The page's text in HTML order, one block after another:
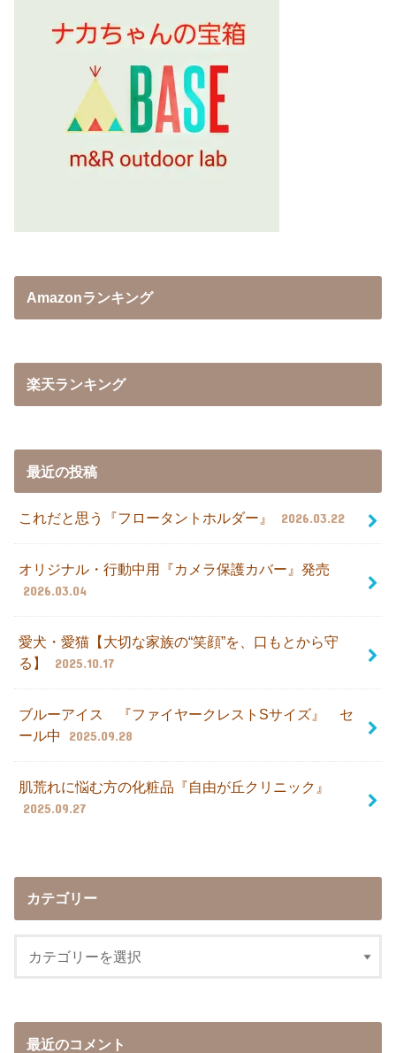
Amazonランキング
楽天ランキング
最近の投稿
これだと思う『フロータントホルダー』 2026.03.22
オリジナル・行動中用『カメラ保護カバー』発売
2026.03.04
愛犬・愛猫【大切な家族の“笑顔”を、口もとから守
る】
2025.10.17
ブルーアイス 『ファイヤークレストSサイズ』 セ
ール中
2025.09.28
肌荒れに悩む方の化粧品『自由が丘クリニック』
2025.09.27
カテゴリー
最近のコメント